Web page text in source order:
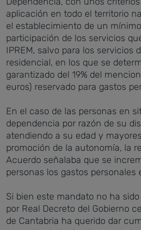
aplicación en todo el territorio
el establecimiento de un
participación de los servicios
IPREM, salvo para los servicios
residencial, en los que se
garantizado del 19% del
euros) reservado para gastos
En el caso de las personas en
dependencia por razón de su
atendiendo a su edad y
promoción de la autonomía, la
Acuerdo señalaba que se
personas los gastos personales
Si bien este mandato no ha
por Real Decreto del Gobierno
de Cantabria ha querido dar